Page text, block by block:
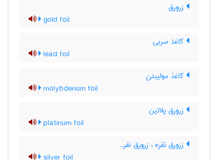
زرورق
gold foil
کاغذ سربی
lead foil
کاغذ مولیبدن
molybdenum foil
زرورق پلاتین
platinum foil
زرورق نقره ، زرورق نقرہ